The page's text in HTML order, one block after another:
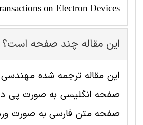
on Electron Devices
این مقاله چند صفحه است؟
صفحه متن فارسی به صورت